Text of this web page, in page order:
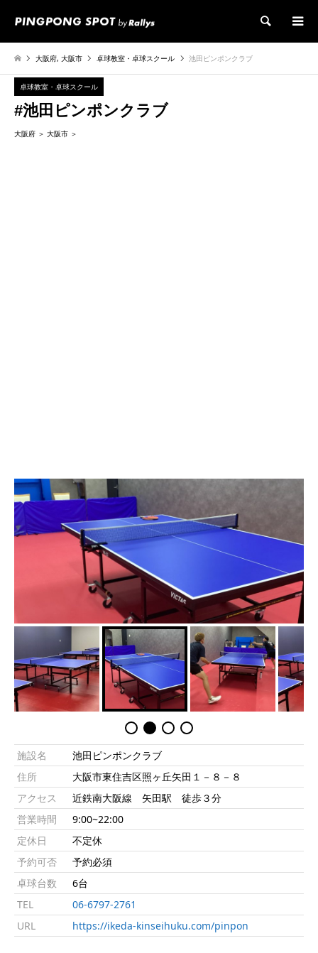
検索
大阪府,大阪市 卓球教室・卓球スクール 池田ピンポンクラブ
卓球教室・卓球スクール
#池田ピンポンクラブ
大阪府 大阪市
施設名
池田ピンポンクラブ
住所
大阪市東住吉区照ヶ丘矢田１－８－８
アクセス
近鉄南大阪線 矢田駅 徒歩３分
営業時間
9:00~22:00
定休日
不定休
予約可否
予約必須
卓球台数
6台
TEL
06-6797-2761
URL
https://ikeda-kinseihuku.com/pinpon